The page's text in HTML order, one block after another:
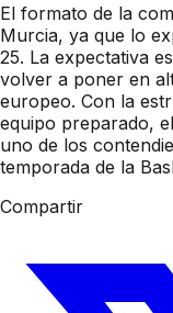
El formato de la
Murcia, ya que lo
25. La expectativa
volver a poner en
europeo. Con la
equipo preparado,
uno de los
temporada de la
Compartir